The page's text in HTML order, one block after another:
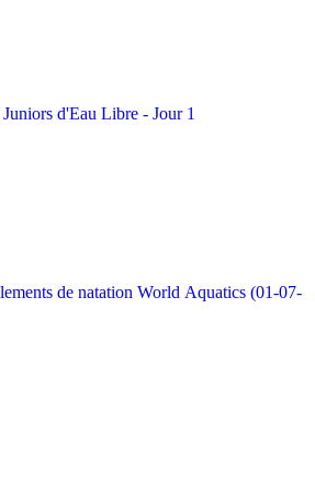
d'Eau Libre - Jour 1
de natation World Aquatics (01-07-